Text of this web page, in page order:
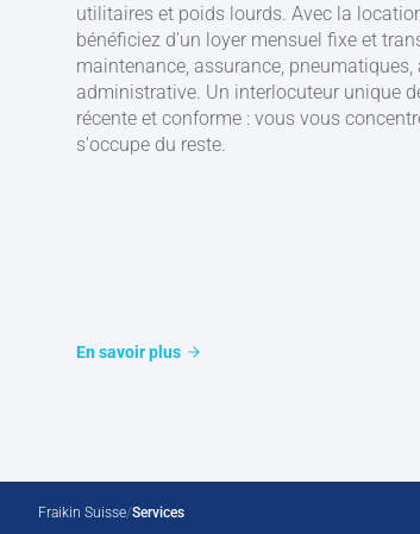
utilitaires et poids lourds. Avec la
bénéficiez d'un loyer mensuel fixe et
maintenance, assurance,
administrative. Un interlocuteur unique
récente et conforme : vous vous
s'occupe du reste.
En savoir plus
Fraikin Suisse Services